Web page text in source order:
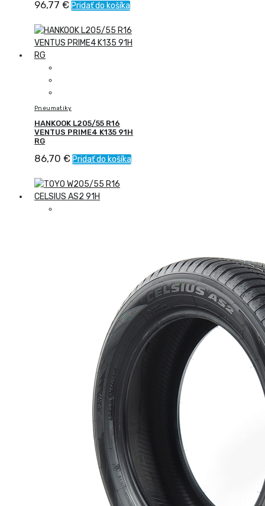
96,77 € Pridať do košíka
Pneumatiky
HANKOOK L205/55 R16
VENTUS PRIME4 K135 91H
RG
86,70 €Pridať do košíka